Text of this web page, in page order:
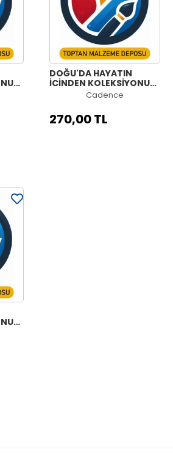
DOĞU'DA HAYATIN
İÇİNDEN KOLEKSİYONU
OE-02 90X125CM
Cadence
270,00 TL